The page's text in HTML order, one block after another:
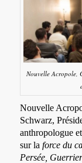
Nouvelle Acropole,
Nouvelle
Schwarz,
anthropologue
sur la force du
Persée,